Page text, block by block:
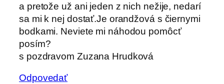
a pretože už ani jeden z nich nežije, nedarí
sa mi k nej dostať.Je orandžová s čiernymi
bodkami. Neviete mi náhodou pomôcť
posím?
s pozdravom Zuzana Hrudková
Odpovedať